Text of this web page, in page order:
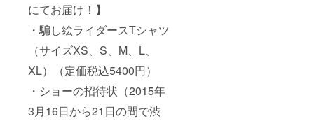
にてお届け！】
・騙し絵ライダースTシャツ
（サイズXS、S、M、L、
XL）（定価税込5400円）
・ショーの招待状（2015年
3月16日から21日の間で渋